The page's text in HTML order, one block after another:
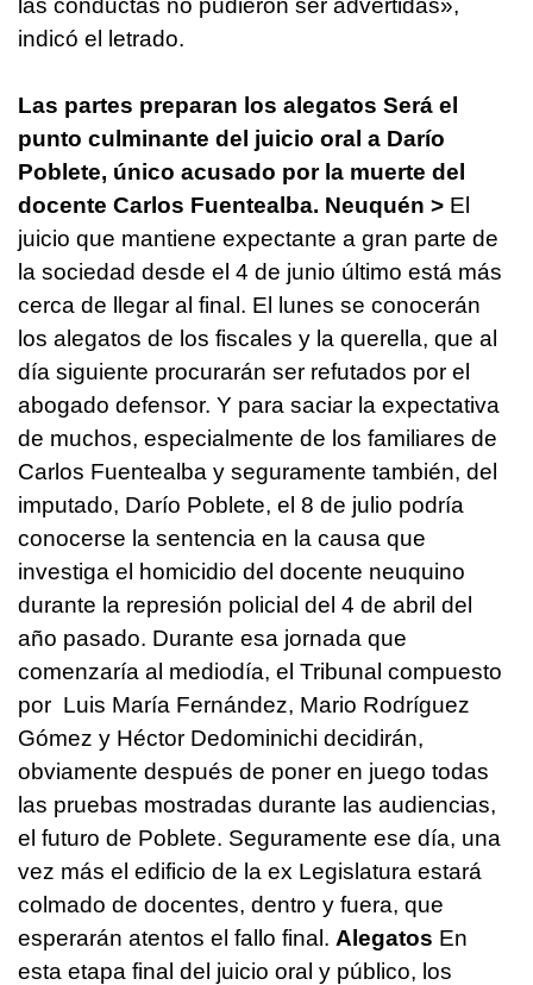
las conductas no pudieron ser advertidas»,
indicó el letrado.
Las partes preparan los alegatos Será el
punto culminante del juicio oral a Darío
Poblete, único acusado por la muerte del
docente Carlos Fuentealba. Neuquén > El
juicio que mantiene expectante a gran parte de
la sociedad desde el 4 de junio último está más
cerca de llegar al final. El lunes se conocerán
los alegatos de los fiscales y la querella, que al
día siguiente procurarán ser refutados por el
abogado defensor. Y para saciar la expectativa
de muchos, especialmente de los familiares de
Carlos Fuentealba y seguramente también, del
imputado, Darío Poblete, el 8 de julio podría
conocerse la sentencia en la causa que
investiga el homicidio del docente neuquino
durante la represión policial del 4 de abril del
año pasado. Durante esa jornada que
comenzaría al mediodía, el Tribunal compuesto
por Luis María Fernández, Mario Rodríguez
Gómez y Héctor Dedominichi decidirán,
obviamente después de poner en juego todas
las pruebas mostradas durante las audiencias,
el futuro de Poblete. Seguramente ese día, una
vez más el edificio de la ex Legislatura estará
colmado de docentes, dentro y fuera, que
esperarán atentos el fallo final. Alegatos En
esta etapa final del juicio oral y público, los